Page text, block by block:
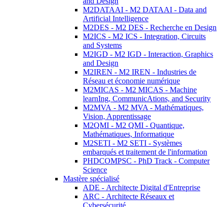
M2DATAAI - M2 DATAAI - Data and
Artificial Intelligence
M2DES - M2 DES - Recherche en Design
M2ICS - M2 ICS - Integration, Circuits
and Systems
M2IGD - M2 IGD - Interaction, Graphics
and Design
M2IREN - M2 IREN - Industries de
Réseau et économie numérique
M2MICAS - M2 MICAS - Machine
learnIng, CommunicAtions, and Security
M2MVA - M2 MVA - Mathématiques,
Vision, Apprentissage
M2QMI - M2 QMI - Quantique,
Mathématiques, Informatique
M2SETI - M2 SETI - Systèmes
embarqués et traitement de l'information
PHDCOMPSC - PhD Track - Computer
Science
Mastère spécialisé
ADE - Architecte Digital d'Entreprise
ARC - Architecte Réseaux et
Cybersécurité